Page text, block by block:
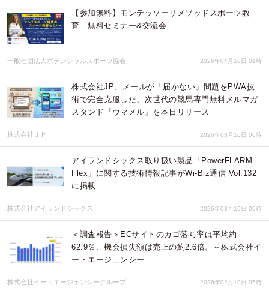
【参加無料】モンテッソーリメソッドスポーツ教
育 無料セミナー&交流会
一般社団法人ポテンシャルスポーツ協会 2026年04月10日 01時
株式会社JP、メールが「届かない」問題をPWA技
術で完全克服した、次世代の競馬専門無料メルマガ
スタンド『ウマメル』を本日リリース
株式会社ＪＰ 2026年03月16日 06時
アイランドシックス取り扱い製品「PowerFLARM
Flex」に関する技術情報記事がWi-Biz通信 Vol.132
に掲載
株式会社アイランドシックス 2026年03月16日 05時
＜調査報告＞ECサイトのカゴ落ち率は平均約
62.9％、機会損失額は売上の約2.6倍。～株式会社イ
ー・エージェンシー
株式会社イー・エージェンシーグループ 2026年02月19日 05時